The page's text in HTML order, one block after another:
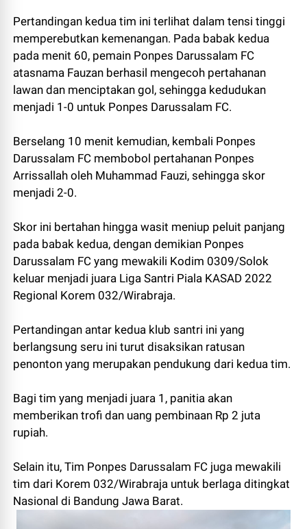
Pertandingan kedua tim ini terlihat dalam tensi tinggi
memperebutkan kemenangan. Pada babak kedua
pada menit 60, pemain Ponpes Darussalam FC
atasnama Fauzan berhasil mengecoh pertahanan
lawan dan menciptakan gol, sehingga kedudukan
menjadi 1-0 untuk Ponpes Darussalam FC.
Berselang 10 menit kemudian, kembali Ponpes
Darussalam FC membobol pertahanan Ponpes
Arrissallah oleh Muhammad Fauzi, sehingga skor
menjadi 2-0.
Skor ini bertahan hingga wasit meniup peluit panjang
pada babak kedua, dengan demikian Ponpes
Darussalam FC yang mewakili Kodim 0309/Solok
keluar menjadi juara Liga Santri Piala KASAD 2022
Regional Korem 032/Wirabraja.
Pertandingan antar kedua klub santri ini yang
berlangsung seru ini turut disaksikan ratusan
penonton yang merupakan pendukung dari kedua tim.
Bagi tim yang menjadi juara 1, panitia akan
memberikan trofi dan uang pembinaan Rp 2 juta
rupiah.
Selain itu, Tim Ponpes Darussalam FC juga mewakili
tim dari Korem 032/Wirabraja untuk berlaga ditingkat
Nasional di Bandung Jawa Barat.